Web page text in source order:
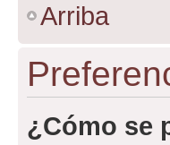
Arriba
¿Cómo se